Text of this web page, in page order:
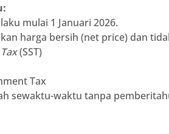
mulai 1 Januari 2026.
harga bersih (net price) dan
(SST)
Tax
sewaktu-waktu tanpa